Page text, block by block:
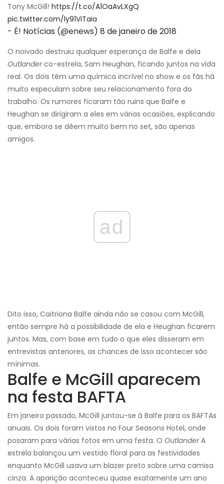
Tony McGill! https://t.co/A1OaAvLXgQ
pic.twitter.com/ly91ViTaia
- É! Notícias (@enews) 8 de janeiro de 2018
O noivado destruiu qualquer esperança de Balfe e dela
Outlanderco-estrela, Sam Heughan, ficando juntos na vida
real. Os dois têm uma química incrível no show e os fãs há
muito especulam sobre seu relacionamento fora do
trabalho. Os rumores ficaram tão ruins que Balfe e
Heughan se dirigiram a eles em várias ocasiões, explicando
que, embora se dêem muito bem no set, são apenas
amigos.
ad
Dito isso, Caitriona Balfe ainda não se casou com McGill,
então sempre há a possibilidade de ela e Heughan ficarem
juntos. Mas, com base em tudo o que eles disseram em
entrevistas anteriores, as chances de isso acontecer são
mínimas.
Balfe e McGill aparecem
na festa BAFTA
Em janeiro passado, McGill juntou-se à Balfe para os BAFTAs
anuais. Os dois foram vistos no Four Seasons Hotel, onde
posaram para várias fotos em uma festa. O OutlanderA
estrela balançou um vestido floral para as festividades
enquanto McGill usava um blazer preto sobre uma camisa
cinza. A aparição aconteceu quase exatamente um ano